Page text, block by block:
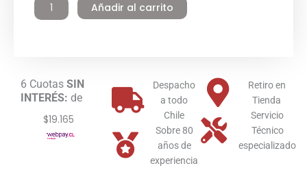
Para
Cuerpo
3/4”
Y
Pala
Añadir al carrito
6 Cuotas SIN
INTERÉS: de
$19.165
Despacho
a todo
Chile
Sobre 80
años de
experiencia
Retiro en
Tienda
Servicio
Técnico
especializado